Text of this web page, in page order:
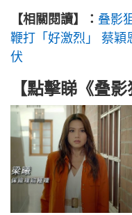
【相關閱讀】： 叠影
鞭打「好激烈」 蔡穎
伏
【點擊睇 《叠